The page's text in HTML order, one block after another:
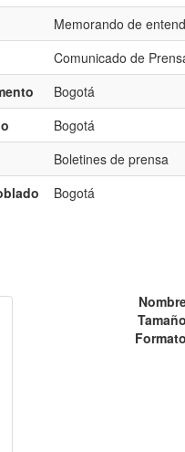
Memorando de
Comunicado de
Bogotá
Bogotá
Boletines de prensa
Bogotá